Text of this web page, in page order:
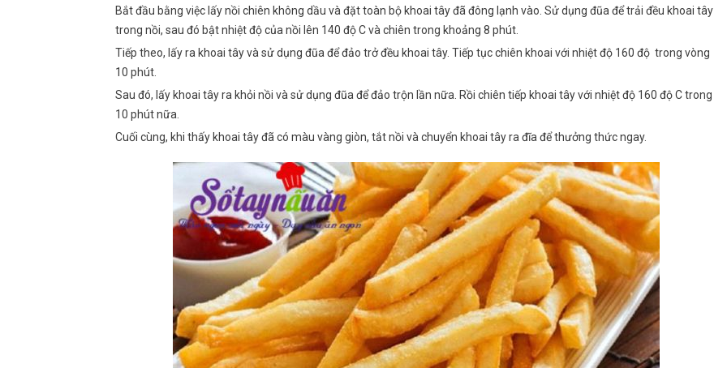
Bắt đầu bằng việc lấy nồi chiên không dầu và đặt toàn bộ khoai tây đã đông lạnh vào. Sử dụng đũa để trải đều khoai tây
trong nồi, sau đó bật nhiệt độ của nồi lên 140 độ C và chiên trong khoảng 8 phút.
Tiếp theo, lấy ra khoai tây và sử dụng đũa để đảo trở đều khoai tây. Tiếp tục chiên khoai với nhiệt độ 160 độ trong vòng
10 phút.
Sau đó, lấy khoai tây ra khỏi nồi và sử dụng đũa để đảo trộn lần nữa. Rồi chiên tiếp khoai tây với nhiệt độ 160 độ C trong
10 phút nữa.
Cuối cùng, khi thấy khoai tây đã có màu vàng giòn, tắt nồi và chuyển khoai tây ra đĩa để thưởng thức ngay.